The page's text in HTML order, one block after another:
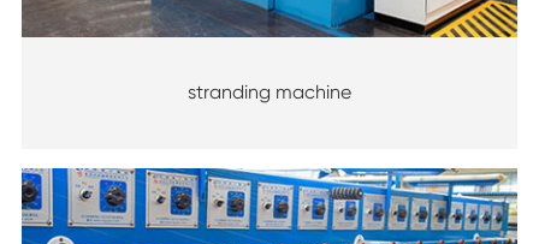
stranding machine